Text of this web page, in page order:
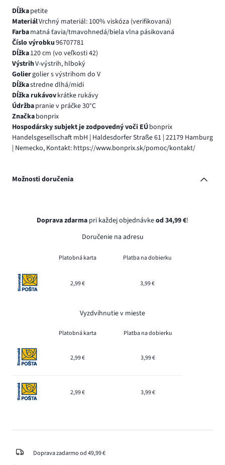
Dĺžkapetite
MateriálVrchný materiál: 100% viskóza (verifikovaná)
Farbamatná ťavia/tmavohnedá/biela vlna pásikovaná
Číslo výrobku96707781
Dĺžka120 cm (vo veľkosti 42)
VýstrihV-výstrih, hlboký
Goliergolier s výstrihom do V
Dĺžkastredne dlhá/midi
Dĺžka rukávovkrátke rukávy
Údržbapranie v práčke 30°C
Značkabonprix
Hospodársky subjekt je zodpovedný voči EÚbonprix
Handelsgesellschaft mbH | Haldesdorfer Straße 61 | 22179 Hamburg
| Nemecko, Kontakt: https://www.bonprix.sk/pomoc/kontakt/
Možnosti doručenia
Doprava zdarma pri každej objednávkeod 34,99 €!
Doručenie na adresu
Platobná karta Platba na dobierku
2,99 € 3,99 €
Vyzdvihnutie v mieste
Platobná karta Platba na dobierku
2,99 € 3,99 €
2,99 € 3,99 €
Doprava zadarmo od 49,99 €